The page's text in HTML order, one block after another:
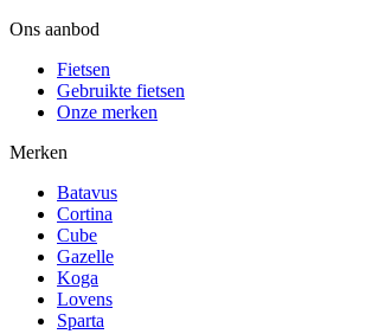
Ons aanbod
Fietsen
Gebruikte fietsen
Onze merken
Merken
Batavus
Cortina
Cube
Gazelle
Koga
Lovens
Sparta